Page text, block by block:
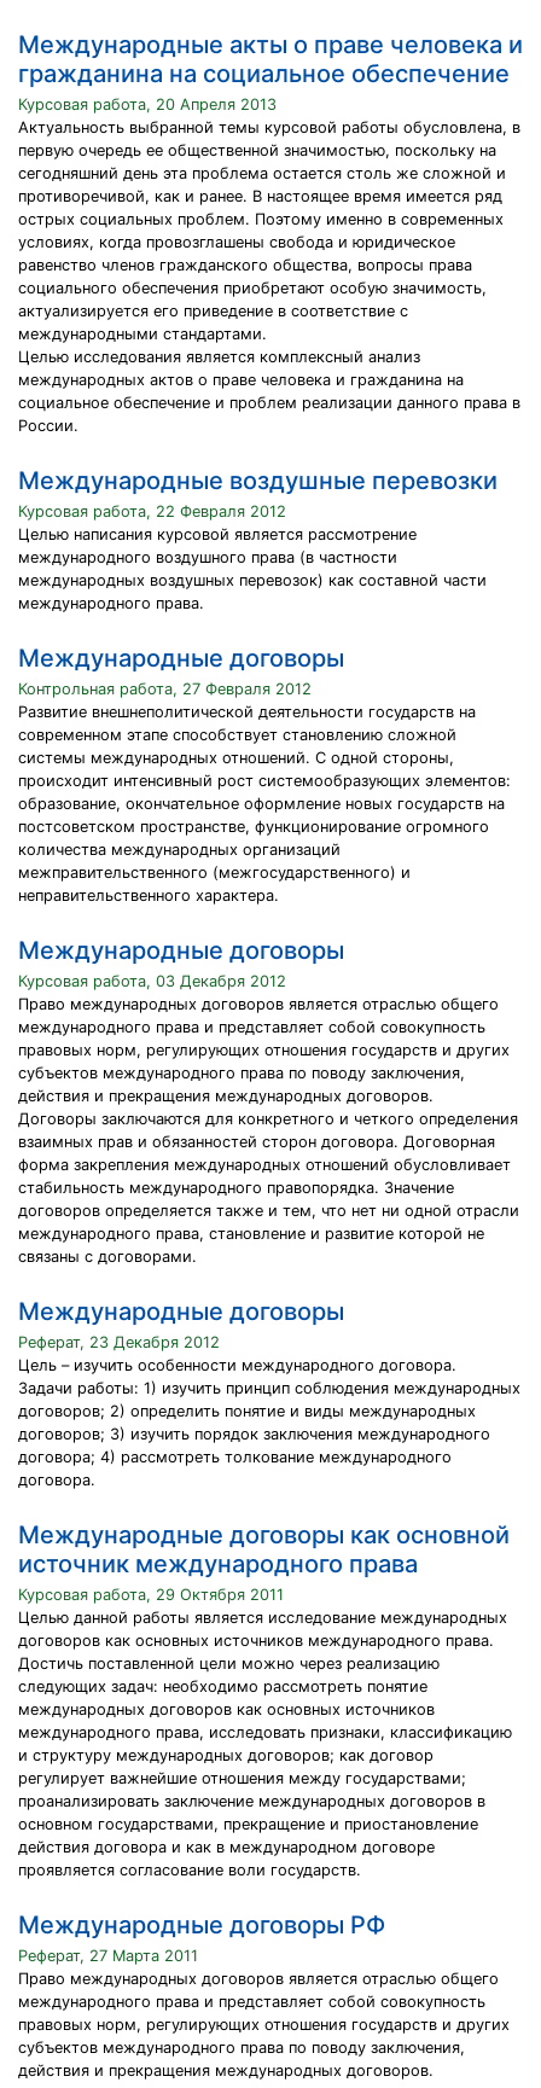
Международные акты о праве человека и
гражданина на социальное обеспечение
Курсовая работа, 20 Апреля 2013
Актуальность выбранной темы курсовой работы обусловлена, в
первую очередь ее общественной значимостью, поскольку на
сегодняшний день эта проблема остается столь же сложной и
противоречивой, как и ранее. В настоящее время имеется ряд
острых социальных проблем. Поэтому именно в современных
условиях, когда провозглашены свобода и юридическое
равенство членов гражданского общества, вопросы права
социального обеспечения приобретают особую значимость,
актуализируется его приведение в соответствие с
международными стандартами.
Целью исследования является комплексный анализ
международных актов о праве человека и гражданина на
социальное обеспечение и проблем реализации данного права в
России.
Международные воздушные перевозки
Курсовая работа, 22 Февраля 2012
Целью написания курсовой является рассмотрение
международного воздушного права (в частности
международных воздушных перевозок) как составной части
международного права.
Международные договоры
Контрольная работа, 27 Февраля 2012
Развитие внешнеполитической деятельности государств на
современном этапе способствует становлению сложной
системы международных отношений. С одной стороны,
происходит интенсивный рост системообразующих элементов:
образование, окончательное оформление новых государств на
постсоветском пространстве, функционирование огромного
количества международных организаций
межправительственного (межгосударственного) и
неправительственного характера.
Международные договоры
Курсовая работа, 03 Декабря 2012
Право международных договоров является отраслью общего
международного права и представляет собой совокупность
правовых норм, регулирующих отношения государств и других
субъектов международного права по поводу заключения,
действия и прекращения международных договоров.
Договоры заключаются для конкретного и четкого определения
взаимных прав и обязанностей сторон договора. Договорная
форма закрепления международных отношений обусловливает
стабильность международного правопорядка. Значение
договоров определяется также и тем, что нет ни одной отрасли
международного права, становление и развитие которой не
связаны с договорами.
Международные договоры
Реферат, 23 Декабря 2012
Цель – изучить особенности международного договора.
Задачи работы: 1) изучить принцип соблюдения международных
договоров; 2) определить понятие и виды международных
договоров; 3) изучить порядок заключения международного
договора; 4) рассмотреть толкование международного
договора.
Международные договоры как основной
источник международного права
Курсовая работа, 29 Октября 2011
Целью данной работы является исследование международных
договоров как основных источников международного права.
Достичь поставленной цели можно через реализацию
следующих задач: необходимо рассмотреть понятие
международных договоров как основных источников
международного права, исследовать признаки, классификацию
и структуру международных договоров; как договор
регулирует важнейшие отношения между государствами;
проанализировать заключение международных договоров в
основном государствами, прекращение и приостановление
действия договора и как в международном договоре
проявляется согласование воли государств.
Международные договоры РФ
Реферат, 27 Марта 2011
Право международных договоров является отраслью общего
международного права и представляет собой совокупность
правовых норм, регулирующих отношения государств и других
субъектов международного права по поводу заключения,
действия и прекращения международных договоров.